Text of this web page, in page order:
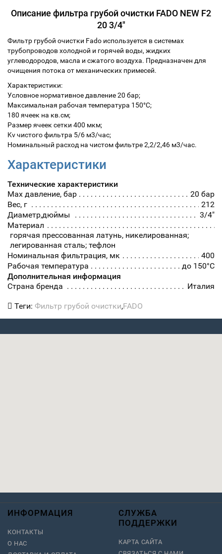
Описание фильтра грубой очистки FADO NEW F2
20 3/4"
Фильтр грубой очистки Fado используется в системах
трубопроводов холодной и горячей воды, жидких
углеводородов, масла и сжатого воздуха. Предназначен для
очищения потока от механических примесей.
Характеристики:
Условное нормативное давление 20 бар;
Максимальная рабочая температура 150°С;
180 ячеек на кв.см;
Размер ячеек сетки 400 мкм;
Kv чистого фильтра 5/6 м3/час;
Номинальный расход на чистом фильтре 2,2/2,46 м3/час.
Характеристики
Технические характеристики
Max давление, бар
20 бар
Вес, г
212
Диаметр,дюймы
3/4"
Материал
горячая прессованная латунь, никелированная;
легированная сталь; тефлон
Номинальная фильтрация, мк
400
Рабочая температура
до 150°С
Дополнительная информация
Страна бренда
Италия
Теги: Фильтр грубой очистки,FADO
ИНФОРМАЦИЯ
КОНТАКТЫ
О НАС
СЛУЖБА
ПОДДЕРЖКИ
КАРТА САЙТА